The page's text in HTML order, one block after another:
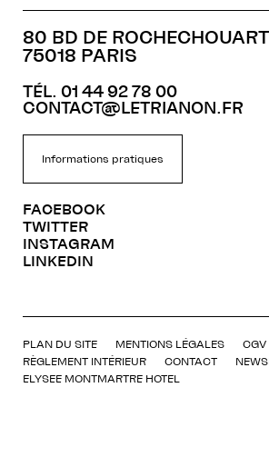
80 BD DE ROCHECHOUART
75018 PARIS
TÉL. 01 44 92 78 00
CONTACT@LETRIANON.FR
Informations pratiques
FACEBOOK
TWITTER
INSTAGRAM
LINKEDIN
PLAN DU SITE MENTIONS LÉGALES
CGV
RÈGLEMENT INTÉRIEUR
CONTACT
ELYSEE MONTMARTRE HOTEL